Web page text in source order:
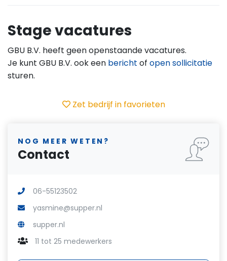
Stage vacatures
GBU B.V. heeft geen openstaande vacatures.
Je kunt GBU B.V. ook een bericht of open sollicitatie
sturen.
Zet bedrijf in favorieten
NOG MEER WETEN?
Contact
06-55123502
yasmine@supper.nl
supper.nl
11 tot 25 medewerkers